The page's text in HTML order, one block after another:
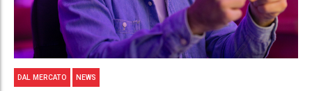
DAL MERCATO NEWS